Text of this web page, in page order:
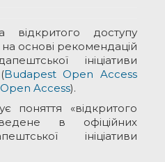
відкритого доступу
основі рекомендацій
ініціативи
Budapest Open Access
Access).
поняття «відкритого
в офіційних
ініціативи